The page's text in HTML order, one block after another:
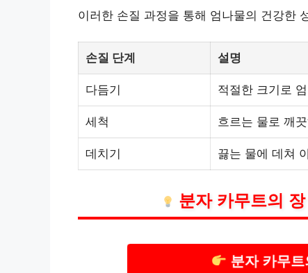
이러한 손질 과정을 통해 엄나물의 건강한
손질 단계 설명
다듬기 적절한 크기로
세척 흐르는 물로 깨
데치기 끓는 물에 데쳐
분자 카무트의
분자 카무트